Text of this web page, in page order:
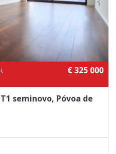
€ 325 000
seminovo, Póvoa de